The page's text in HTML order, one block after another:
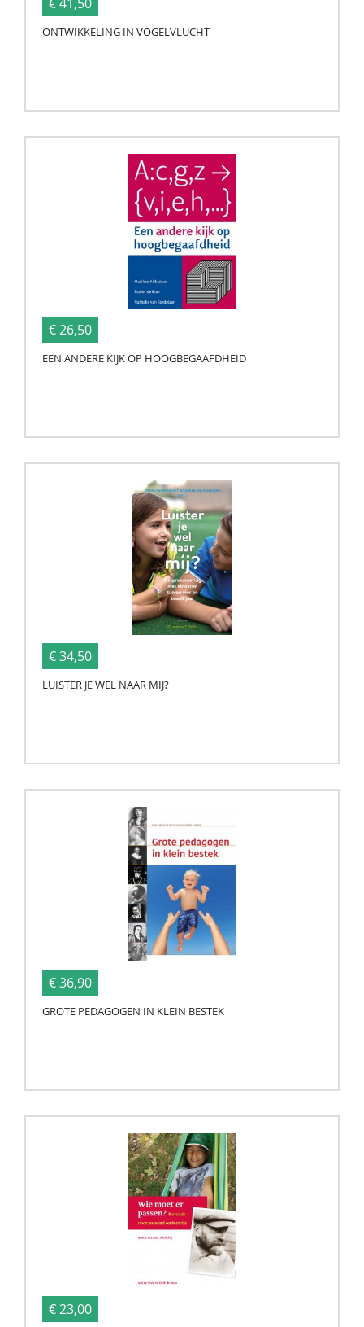
ONTWIKKELING IN VOGELVLUCHT
€ 26,50
EEN ANDERE KIJK OP HOOGBEGAAFDHEID
€ 34,50
LUISTER JE WEL NAAR MIJ?
€ 36,90
GROTE PEDAGOGEN IN KLEIN BESTEK
€ 23,00